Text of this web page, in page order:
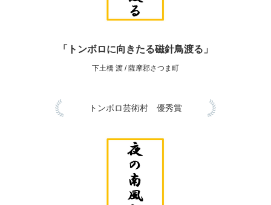
「トンボロに向きたる磁針鳥渡る」
下土橋 渡 / 薩摩郡さつま町
トンボロ芸術村 優秀賞